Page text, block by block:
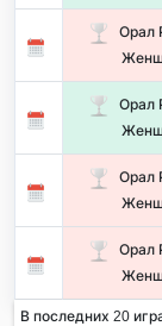
Орал
Орал
Орал
Орал
В последних 20